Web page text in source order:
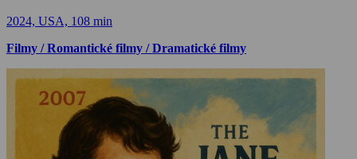
2024, USA, 108 min
Filmy / Romantické filmy / Dramatické filmy